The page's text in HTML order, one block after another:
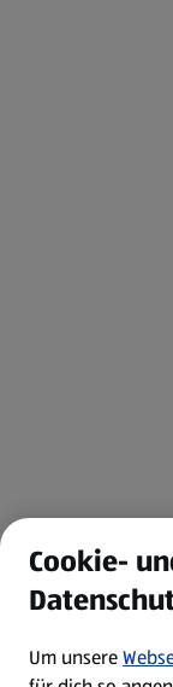
Cookie-
Um unsere